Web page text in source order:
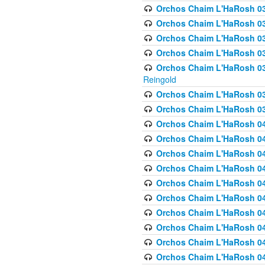
Orchos Chaim L'HaRosh
Orchos Chaim L'HaRosh
Orchos Chaim L'HaRosh
Orchos Chaim L'HaRosh
Orchos Chaim L'HaRosh
Reingold
Orchos Chaim L'HaRosh
Orchos Chaim L'HaRosh
Orchos Chaim L'HaRosh
Orchos Chaim L'HaRosh
Orchos Chaim L'HaRosh
Orchos Chaim L'HaRosh
Orchos Chaim L'HaRosh
Orchos Chaim L'HaRosh
Orchos Chaim L'HaRosh
Orchos Chaim L'HaRosh
Orchos Chaim L'HaRosh
Orchos Chaim L'HaRosh